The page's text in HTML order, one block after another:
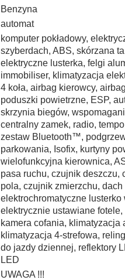
Benzyna
automat
komputer pokładowy,
szyberdach, ABS, skórzana
elektryczne lusterka, felgi
immobiliser, klimatyzacja
4 koła, airbag kierowcy,
poduszki powietrzne, ESP,
skrzynia biegów,
centralny zamek, radio,
zestaw Bluetooth™,
parkowania, Isofix, kurtyny
wielofunkcyjna kierownica,
pasa ruchu, czujnik deszczu,
pola, czujnik zmierzchu,
elektrochromatyczne lusterko
elektrycznie ustawiane
kamera cofania, klimatyzacja
klimatyzacja 4-strefowa,
do jazdy dziennej, reflektory
LED
UWAGA !!!